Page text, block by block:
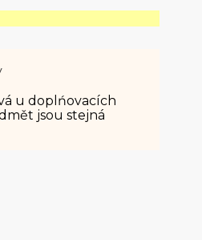
u doplńovacích
jsou stejná